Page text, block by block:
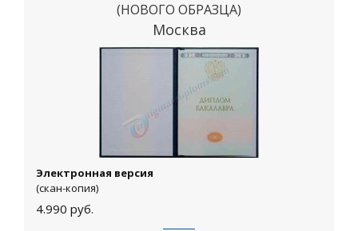
(НОВОГО ОБРАЗЦА)
Москва
Электронная версия
(скан-копия)
4.990 руб.